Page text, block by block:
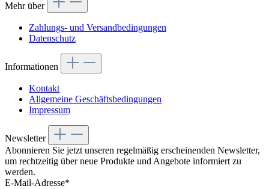
Mehr über
Zahlungs- und Versandbedingungen
Datenschutz
Informationen
Kontakt
Allgemeine Geschäftsbedingungen
Impressum
Newsletter
Abonnieren Sie jetzt unseren regelmäßig erscheinenden Newsletter,
um rechtzeitig über neue Produkte und Angebote informiert zu
werden.
E-Mail-Adresse*